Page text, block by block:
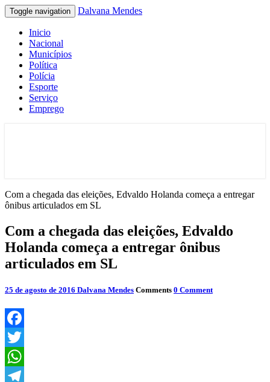
Toggle navigation Dalvana Mendes
Inicio
Nacional
Municípios
Política
Polícia
Esporte
Serviço
Emprego
Com a chegada das eleições, Edvaldo Holanda começa a entregar
ônibus articulados em SL
Com a chegada das eleições, Edvaldo
Holanda começa a entregar ônibus
articulados em SL
25 de agosto de 2016 Dalvana Mendes Comments 0 Comment
Facebook
Twitter
WhatsApp